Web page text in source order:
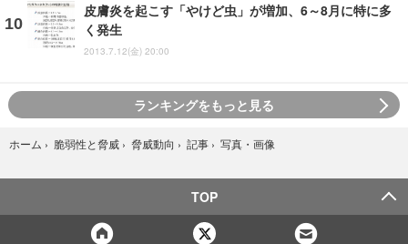
皮膚炎を起こす「やけど虫」が増加、6～8月に特に多
く発生
2013.7.12(金) 20:00
ランキングをもっと見る
ホーム › 脆弱性と脅威 › 脅威動向 › 記事 › 写真・画像
TOP